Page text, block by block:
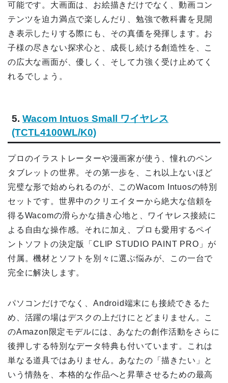
可能です。大画面は、お絵描きだけでなく、動画コン
テンツを迫力満点で楽しんだり、勉強で教科書を見開
き表示したりする際にも、その真価を発揮します。お
子様の尽きない探求心と、成長し続ける創造性を、こ
の広大な画面が、優しく、そして力強く受け止めてく
れるでしょう。
5. Wacom Intuos Small ワイヤレス
(TCTL4100WL/K0)
プロのイラストレーターや漫画家が使う、憧れのペン
タブレットの世界。その第一歩を、これ以上ないほど
完璧な形で始められるのが、このWacom Intuosの特別
セットです。世界中のクリエイターから絶大な信頼を
得るWacomの滑らかな描き心地と、ワイヤレス接続に
よる自由な操作感。それに加え、プロも愛用するペイ
ントソフトの決定版「CLIP STUDIO PAINT PRO」が
付属。機材とソフトを別々に選ぶ悩みが、この一台で
完全に解決します。
パソコンだけでなく、Android端末にも接続できるた
め、活躍の場はデスクの上だけにとどまりません。こ
のAmazon限定モデルには、あなたの創作活動をさらに
後押しする特別なデータ特典も付いています。これは
単なる道具ではありません。あなたの「描きたい」と
いう情熱を、本格的な作品へと昇華させるための最高